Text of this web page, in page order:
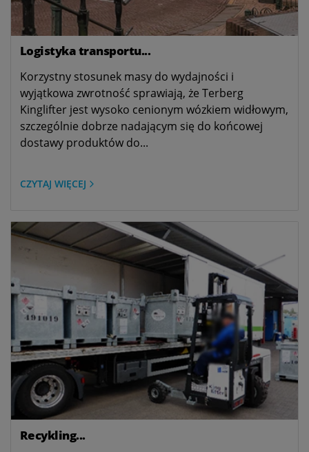
Logistyka transportu...
Korzystny stosunek masy do wydajności i
wyjątkowa zwrotność sprawiają, że Terberg
Kinglifter jest wysoko cenionym wózkiem widłowym,
szczególnie dobrze nadającym się do końcowej
dostawy produktów do...
CZYTAJ WIĘCEJ
Recykling...